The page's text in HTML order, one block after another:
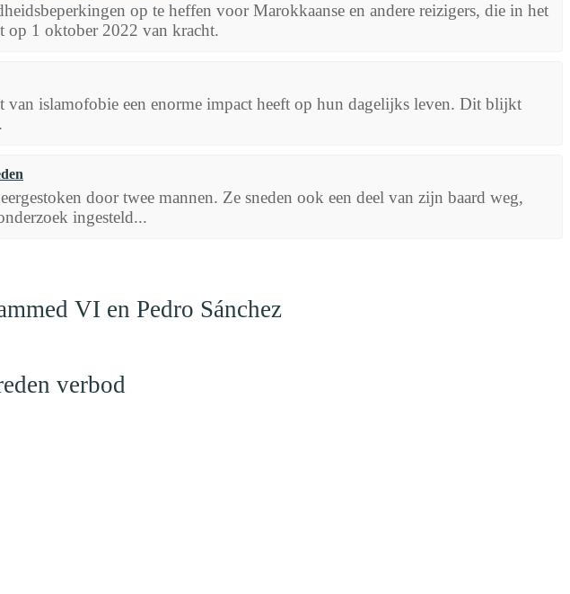
op te heffen voor Marokkaanse en andere reizigers, die in het
op 1 oktober 2022 van kracht.
van islamofobie een enorme impact heeft op hun dagelijks leven. Dit blijkt
door twee mannen. Ze sneden ook een deel van zijn baard weg,
ingesteld...
VI en Pedro Sánchez
verbod